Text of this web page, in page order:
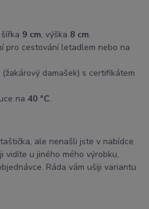
šířka 9 cm, výška 8 cm.
pro cestování letadlem nebo na
damašek) s certifikátem
na 40 °C.
ale nenašli jste v nabídce
vidíte u jiného mého výrobku,
Ráda vám ušiji variantu